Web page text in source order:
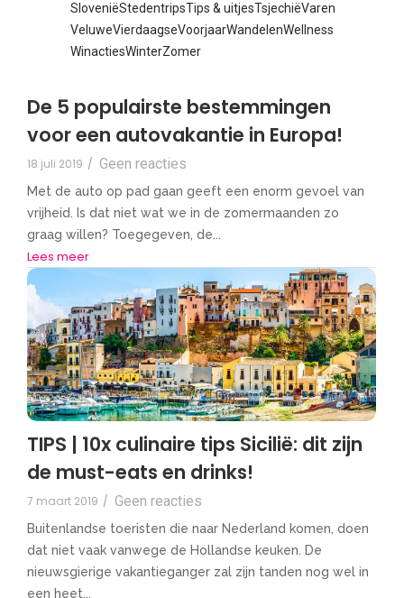
SloveniëStedentripsTips & uitjesTsjechiëVaren
VeluweVierdaagseVoorjaarWandelenWellness
WinactiesWinterZomer
De 5 populairste bestemmingen
voor een autovakantie in Europa!
18 juli 2019 / Geen reacties
Met de auto op pad gaan geeft een enorm gevoel van
vrijheid. Is dat niet wat we in de zomermaanden zo
graag willen? Toegegeven, de...
Lees meer
TIPS | 10x culinaire tips Sicilië: dit zijn
de must-eats en drinks!
7 maart 2019 / Geen reacties
Buitenlandse toeristen die naar Nederland komen, doen
dat niet vaak vanwege de Hollandse keuken. De
nieuwsgierige vakantieganger zal zijn tanden nog wel in
een heet...